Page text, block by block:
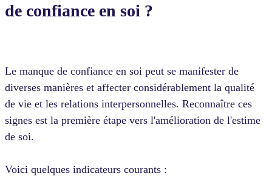
de confiance en soi ?
Le manque de confiance en soi peut se manifester de
diverses manières et affecter considérablement la qualité
de vie et les relations interpersonnelles. Reconnaître ces
signes est la première étape vers l'amélioration de l'estime
de soi.
Voici quelques indicateurs courants :